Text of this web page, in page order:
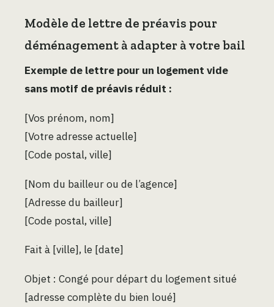
Modèle de lettre de préavis pour
déménagement à adapter à votre bail
Exemple de lettre pour un logement vide
sans motif de préavis réduit :
[Vos prénom, nom]
[Votre adresse actuelle]
[Code postal, ville]
[Nom du bailleur ou de l’agence]
[Adresse du bailleur]
[Code postal, ville]
Fait à [ville], le [date]
Objet : Congé pour départ du logement situé
[adresse complète du bien loué]